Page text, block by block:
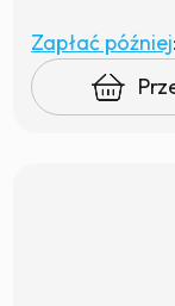
Zapłać później: